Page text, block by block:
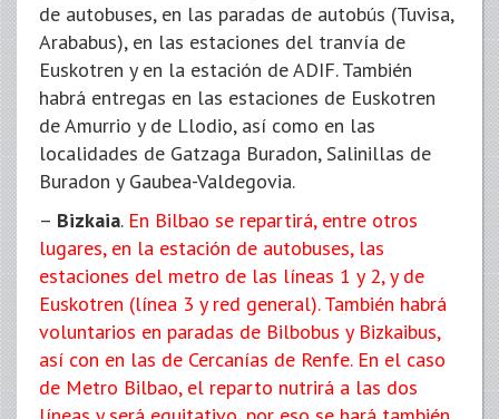
de autobuses, en las paradas de autobús (Tuvisa,
Arababus), en las estaciones del tranvía de
Euskotren y en la estación de ADIF. También
habrá entregas en las estaciones de Euskotren
de Amurrio y de Llodio, así como en las
localidades de Gatzaga Buradon, Salinillas de
Buradon y Gaubea-Valdegovia.
– Bizkaia. En Bilbao se repartirá, entre otros
lugares, en la estación de autobuses, las
estaciones del metro de las líneas 1 y 2, y de
Euskotren (línea 3 y red general). También habrá
voluntarios en paradas de Bilbobus y Bizkaibus,
así con en las de Cercanías de Renfe. En el caso
de Metro Bilbao, el reparto nutrirá a las dos